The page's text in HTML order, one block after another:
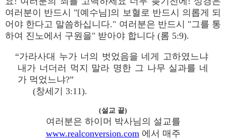
여러분이 반드시 "[예수님]의 보혈로 반드시 의롭게 되
어야 한다고 말씀하십니다." 여러분은 반드시 "그를 통
하여 진노에서 구원을" 받아야 합니다 (롬 5:9).
“가라사대 누가 너의 벗었음을 네게 고하였느냐
내가 너더러 먹지 말라 명한 그 나무 실과를 네
가 먹었느냐?”
(창세기 3:11).
(설교 끝)
여러분은 하이머 박사님의 설교를
www.realconversion.com에서 매주